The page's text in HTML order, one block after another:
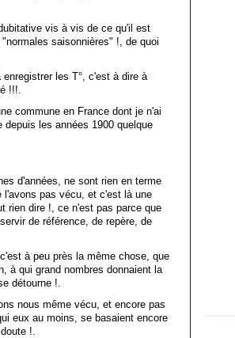
vis à vis de ce qu'il est
saisonnières" !, de quoi
les T°, c'est à dire à
!!!.
commune en France dont je n'ai
les années 1900 quelque
d'années, ne sont rien en terme
pas vécu, et c'est là une
rien dire !, ce n'est pas parce que
de référence, de repère, de
à peu près la même chose, que
à qui grand nombres donnaient la
détourne !.
nous même vécu, et encore pas
eux au moins, se basaient encore
!.